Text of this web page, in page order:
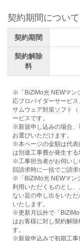
契約期間について
契約期間
契約解除
料
※「BiZiMo光 NEWマン
応プロバイダーサービ
サムウェア対策ソフト
ービスです。
※新規申し込みの場合、
お選びいただけます。
※本ページの金額は代表
は別途工事費が発生する
※工事担当者がお伺いし
回請求時に一括でご請求
※「BiZiMo光 NEWマン
利用いただくものとし
ない旨の申し出をいた
いたします。
※更新月以外で「
はお客様に対し契約解
す。
※新規申込みで初期工事